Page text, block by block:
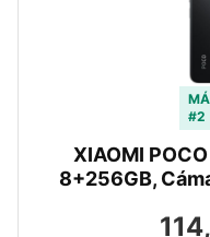
#2
XIAOMI
8+256GB,